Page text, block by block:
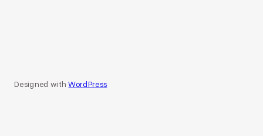
Designed withWordPress